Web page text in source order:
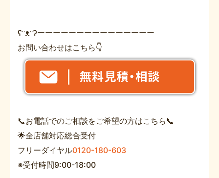
ʕᵔᴥᵔʔーーーーーーーーーーーーーーー
お問い合わせはこちら👇
📞お電話でのご相談をご希望の方はこちら📞
🌟全店舗対応総合受付
フリーダイヤル0120-180-603
※受付時間9:00-18:00